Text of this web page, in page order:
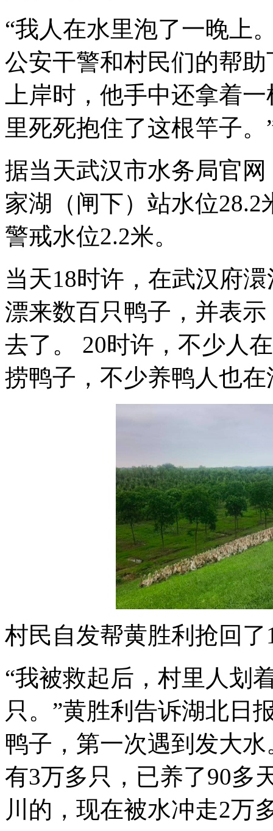
“我人在水里泡了一晚上
公安干警和村民们的帮
上岸时，他手中还拿着
里死死抱住了这根竿子。
据当天武汉市水务局官
家湖（闸下）站水位28.2
警戒水位2.2米。
当天18时许，在武汉府
漂来数百只鸭子，并表
去了。 20时许，不少人
捞鸭子，不少养鸭人也
村民自发帮黄胜利抢回
“我被救起后，村里人划
只。”黄胜利告诉湖北日
鸭子，第一次遇到发大
有3万多只，已养了90多
川的，现在被水冲走2万